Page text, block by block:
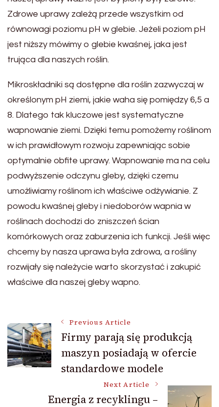
Zdrowe uprawy zależą przede wszystkim od
równowagi poziomu pH w glebie. Jeżeli poziom pH
jest niższy mówimy o glebie kwaśnej, jaka jest
trująca dla naszych roślin.
Mikroskładniki są dostępne dla roślin zazwyczaj w
określonym pH ziemi, jakie waha się pomiędzy 6,5 a
8. Dlatego tak kluczowe jest systematyczne
wapnowanie ziemi. Dzięki temu pomożemy roślinom
w ich prawidłowym rozwoju zapewniając sobie
optymalnie obfite uprawy. Wapnowanie ma na celu
podwyższenie odczynu gleby, dzięki czemu
umożliwiamy roślinom ich właściwe odżywianie. Z
powodu kwaśnej gleby i niedoborów wapnia w
roślinach dochodzi do zniszczeń ścian
komórkowych oraz zaburzenia ich funkcji. Jeśli więc
chcemy by nasza uprawa była zdrowa, a rośliny
rozwijały się należycie warto skorzystać i zakupić
właściwe dla naszej gleby wapno.
Post
Navigation
Previous Article
Firmy parają się produkcją
maszyn posiadają w ofercie
standardowe modele
Next Article
Energia z recyklingu –